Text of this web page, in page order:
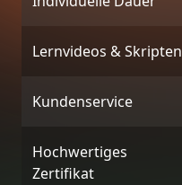
Lernvideos & Skripten
Kundenservice
Hochwertiges
Zertifikat